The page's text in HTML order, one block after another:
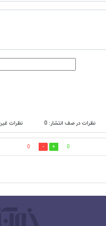
نظرات در صف انتشار: 0 نظرات
0
0